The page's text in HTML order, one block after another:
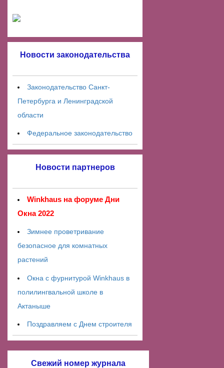
Новости законодательства
Законодательство Санкт-
Петербурга и Ленинградской
области
Федеральное законодательство
Новости партнеров
Winkhaus на форуме Дни
Окна 2022
Зимнее проветривание
безопасное для комнатных
растений
Окна с фурнитурой Winkhaus в
полилингвальной школе в
Актаныше
Поздравляем с Днем строителя
Свежий номер журнала